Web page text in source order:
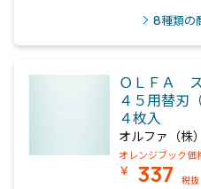
8種類の
ＯＬＦＡ
４５用替刃
４枚入
オルファ（株）
オレンジブック価
￥ 337 税抜